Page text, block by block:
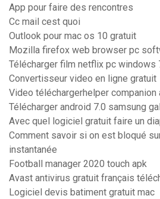
App pour faire des rencontres
Cc mail cest quoi
Outlook pour mac os 10 gratuit
Mozilla firefox web browser pc
Télécharger film netflix pc windows
Convertisseur video en ligne gratuit
Video téléchargerhelper companion
Télécharger android 7.0 samsung
Avec quel logiciel gratuit faire un
Comment savoir si on est bloqué
instantanée
Football manager 2020 touch apk
Avast antivirus gratuit français
Logiciel devis batiment gratuit mac